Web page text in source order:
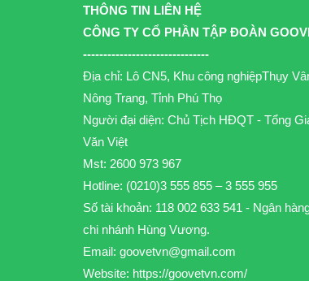
THÔNG TIN LIÊN HỆ
CÔNG TY CỔ PHẦN TẬP ĐOÀN
-------------------------------
Địa chỉ: Lô CN5, Khu công nghiệpThụy
Nông Trang, Tỉnh Phú Thọ
Người đại diện: Chủ Tịch HĐQT - Tổng
Văn Việt
Mst: 2600 973 967
Hotline: (0210)3 555 855 – 3 555 955
Số tài khoản: 118 002 633 541 - Ngân
chi nhánh Hùng Vương.
Email: goovetvn@gmail.com
Website: https://goovetvn.com/